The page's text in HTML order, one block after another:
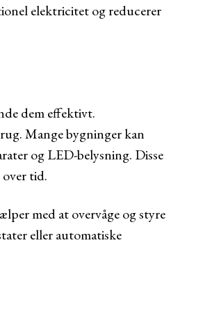
elektricitet og reducerer
dem effektivt.
Mange bygninger kan
og LED-belysning. Disse
tid.
med at overvåge og styre
eller automatiske